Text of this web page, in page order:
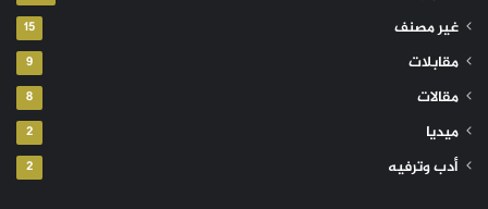
غير مصنف 15
مقابلات 9
مقالات 8
ميديا 2
أدب وترفيه 2